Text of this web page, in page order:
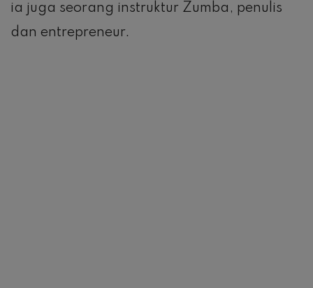
ia juga seorang instruktur Zumba, penulis
dan entrepreneur.